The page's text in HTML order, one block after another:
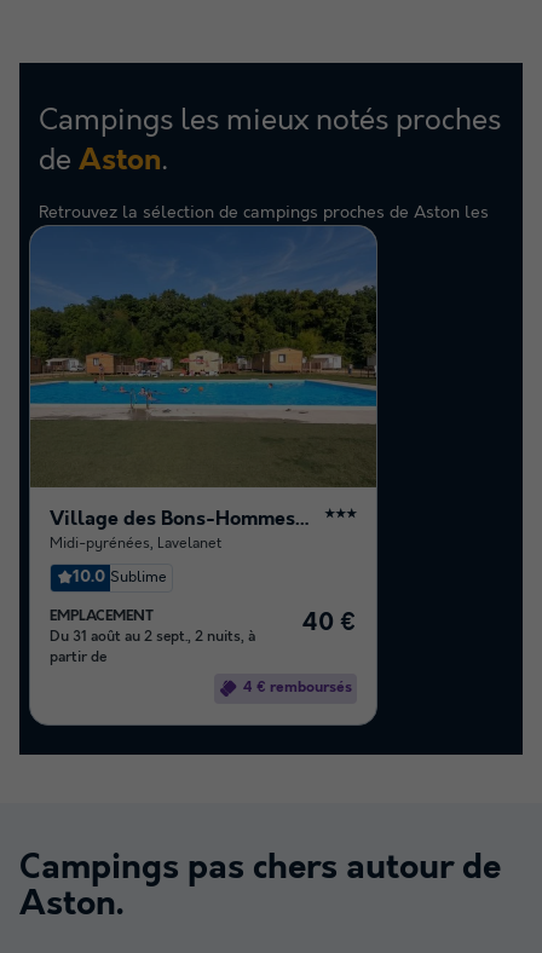
Campings les mieux notés proches
de Aston.
Retrouvez la sélection de campings proches de Aston les
Village des Bons-Hommes au Pré Cathare ★★★
Midi-pyrénées, Lavelanet
10.0 Sublime
EMPLACEMENT
Du 31 août au 2 sept., 2 nuits, à
partir de
40 €
4 € remboursés
Campings pas chers autour de
Aston.